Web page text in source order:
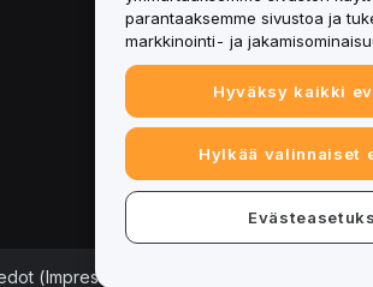
Crypto-Asset White
(Impressum)
parantaaksemme sivustoa ja
markkinointi- ja
Hyväksy kaikki
Hylkää valinnaiset